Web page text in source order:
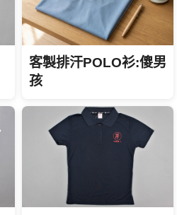
客製排汗POLO衫:傻男
孩